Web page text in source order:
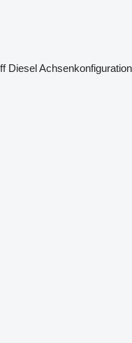
DieselAchsenkonfiguration